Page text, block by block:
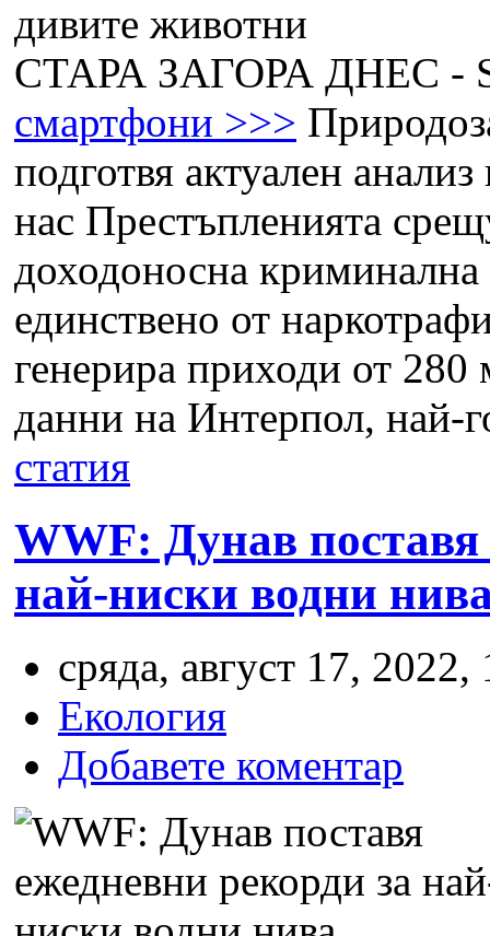
СТАРА ЗАГОРА ДНЕС -
смартфони >>>
подготвя актуален
нас Престъпленията
доходоносна
единствено от
генерира приходи от
данни на Интерпол, най-
статия
WWF: Дунав поставя
най-ниски водни
сряда, август 17, 2022,
Екология
Добавете коментар